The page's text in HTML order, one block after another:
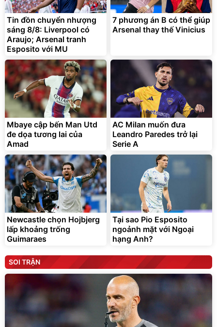
Tin đồn chuyển nhượng
sáng 8/8: Liverpool có
Araujo; Arsenal tranh
Esposito với MU
7 phương án B có thể giúp
Arsenal thay thế Vinicius
Mbaye cập bến Man Utd
đe dọa tương lai của
Amad
AC Milan muốn đưa
Leandro Paredes trở lại
Serie A
Newcastle chọn Hojbjerg
lấp khoảng trống
Guimaraes
Tại sao Pio Esposito
ngoảnh mặt với Ngoại
hạng Anh?
SOI TRẬN